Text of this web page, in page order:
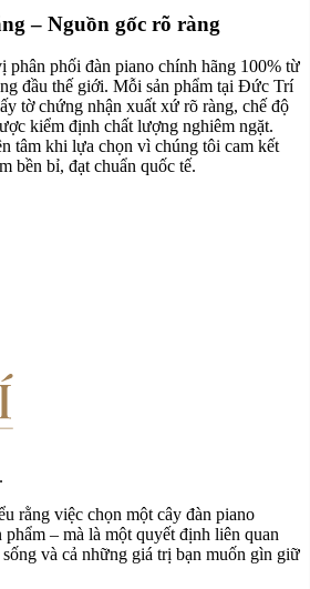
– Nguồn gốc rõ ràng
phân phối đàn piano chính hãng 100% từ
đầu thế giới. Mỗi sản phẩm tại Đức Trí
tờ chứng nhận xuất xứ rõ ràng, chế độ
kiểm định chất lượng nghiêm ngặt.
tâm khi lựa chọn vì chúng tôi cam kết
bền bỉ, đạt chuẩn quốc tế.
rằng việc chọn một cây đàn piano
– mà là một quyết định liên quan
và cả những giá trị bạn muốn gìn giữ